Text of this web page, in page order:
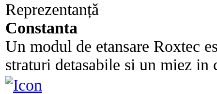
Reprezentanță
Constanta
Un modul de etansare Roxtec
straturi detasabile si un miez in